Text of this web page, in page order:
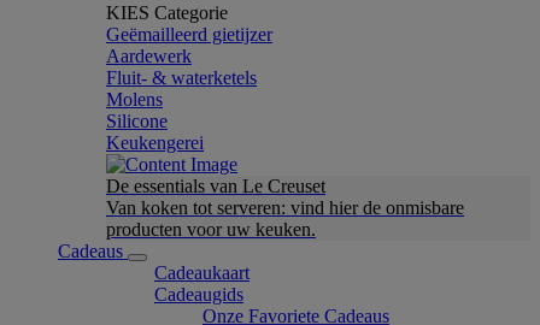
KIES Categorie
Geëmailleerd gietijzer
Aardewerk
Fluit- & waterketels
Molens
Silicone
Keukengerei
De essentials van Le Creuset
Van koken tot serveren: vind hier de onmisbare
producten voor uw keuken.
Cadeaus
Cadeaukaart
Cadeaugids
Onze Favoriete Cadeaus